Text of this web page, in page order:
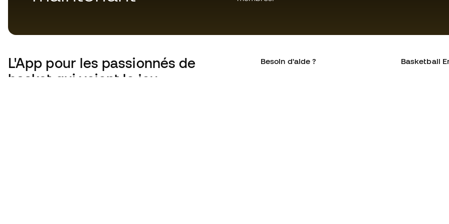
L'App pour les passionnés de
basket qui voient le jeu
Besoin d'aide ? Basketball